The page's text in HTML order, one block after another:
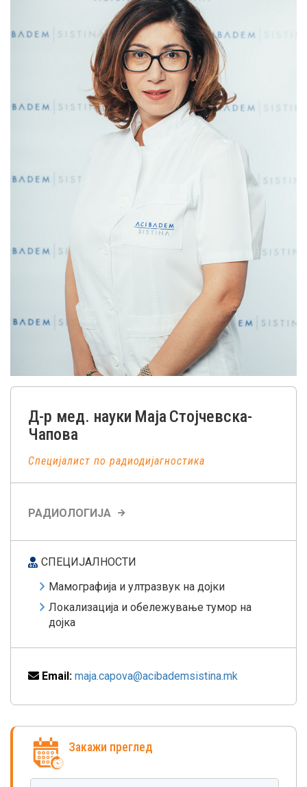
Д-р мед. науки Маја Стојчевска-
Чапова
Специјалист по радиодијагностика
РАДИОЛОГИЈА
СПЕЦИЈАЛНОСТИ
Мамографија и ултразвук на дојки
Локализација и обележување тумор на
дојка
Email: maja.capova@acibademsistina.mk
Закажи преглед